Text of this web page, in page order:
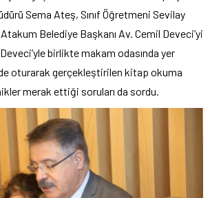
Sema Ateş, Sınıf Öğretmeni Sevilay
Belediye Başkanı Av. Cemil Deveci’yi
birlikte makam odasında yer
oturarak gerçekleştirilen kitap okuma
merak ettiği soruları da sordu.